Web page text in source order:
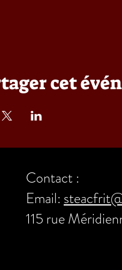
cet
Contact :
Email:
115 rue